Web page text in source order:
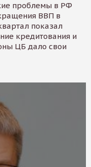
проблемы в РФ
ВВП в
показал
кредитования и
ЦБ дало свои